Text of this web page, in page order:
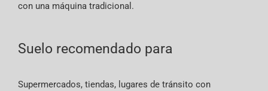
con una máquina tradicional.
Suelo recomendado para
Supermercados, tiendas, lugares de tránsito con